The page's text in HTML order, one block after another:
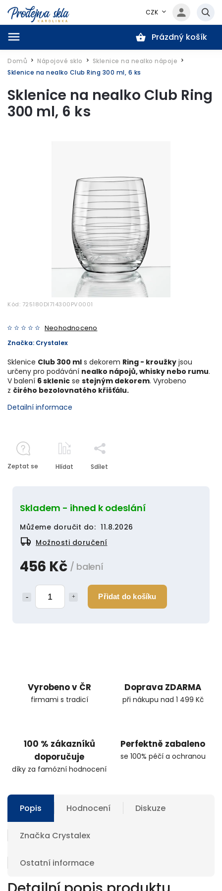
CZK
Prázdný košík
Domů / Nápojové sklo / Sklenice na nealko nápoje /
Sklenice na nealko Club Ring 300 ml, 6 ks
Sklenice na nealko Club Ring
300 ml, 6 ks
Kód: 725180DI714300PV0001
Neohodnoceno
Značka: Crystalex
456 Kč / balení
Přidat do košíku
Skladem - ihned k odeslání
Můžeme doručit do: 11.8.2026
Možnosti doručení
Sklenice Club 300 ml s dekorem Ring - kroužky jsou
určeny pro podávání nealko nápojů, whisky nebo rumu.
V balení 6 sklenic se stejným dekorem. Vyrobeno
z čirého bezolovnatého křišťálu.
Detailní informace
Zeptat se Hlídat Sdílet
Vyrobeno v ČR
firmami s tradicí
Doprava ZDARMA
při nákupu nad 1 499 Kč
100 % zákazníků
doporučuje
díky za famózní hodnocení
Perfektně zabaleno
se 100% péčí a ochranou
Popis Hodnocení Diskuze
Značka Crystalex
Ostatní informace